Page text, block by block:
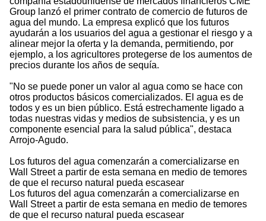
Group lanzó el primer contrato de comercio de futuros de
agua del mundo. La empresa explicó que los futuros
ayudarán a los usuarios del agua a gestionar el riesgo y a
alinear mejor la oferta y la demanda, permitiendo, por
ejemplo, a los agricultores protegerse de los aumentos de
precios durante los años de sequía.
"No se puede poner un valor al agua como se hace con
otros productos básicos comercializados. El agua es de
todos y es un bien público. Está estrechamente ligado a
todas nuestras vidas y medios de subsistencia, y es un
componente esencial para la salud pública", destaca
Arrojo-Agudo.
Los futuros del agua comenzarán a comercializarse en
Wall Street a partir de esta semana en medio de temores
de que el recurso natural pueda escasear
Los futuros del agua comenzarán a comercializarse en
Wall Street a partir de esta semana en medio de temores
de que el recurso natural pueda escasear